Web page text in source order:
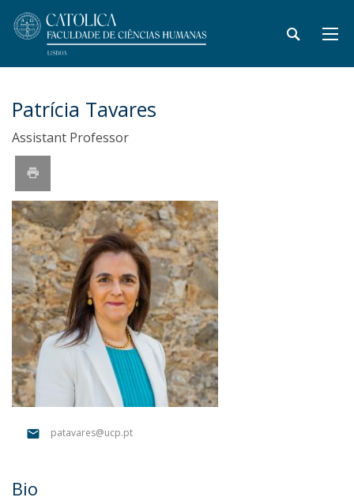
Patrícia Tavares
Assistant Professor
patavares@ucp.pt
Bio